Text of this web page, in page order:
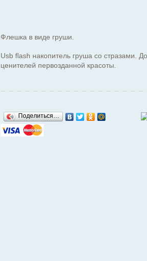
Флешка в виде груши.
Usb flash накопитель груша со стразами.
ценителей первозданной красоты.
Поделиться…